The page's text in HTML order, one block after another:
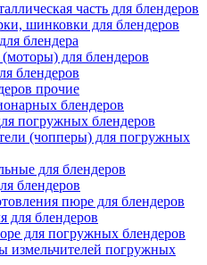
часть для блендеров
шинковки для блендеров
блендера
для блендеров
блендеров
прочие
блендеров
погружных блендеров
(чопперы) для погружных
для блендеров
блендеров
пюре для блендеров
для блендеров
для погружных блендеров
измельчителей погружных